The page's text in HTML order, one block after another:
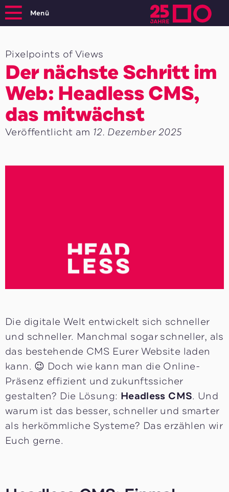
Menü
Pixelpoints of Views
Der nächste Schritt im
Web: Headless CMS,
das mitwächst
Veröffentlicht am 12. Dezember 2025
Die digitale Welt entwickelt sich schneller
und schneller. Manchmal sogar schneller, als
das bestehende CMS Eurer Website laden
kann. 😉 Doch wie kann man die Online-
Präsenz effizient und zukunftssicher
gestalten? Die Lösung: Headless CMS. Und
warum ist das besser, schneller und smarter
als herkömmliche Systeme? Das erzählen wir
Euch gerne.